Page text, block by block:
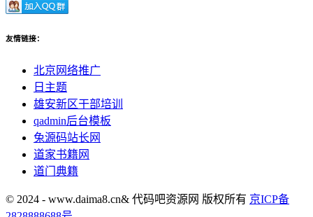
友情链接：
北京网络推广
日主题
雄安新区干部培训
qadmin后台模板
兔源码站长网
道家书籍网
道门典籍
© 2024 - www.daima8.cn& 代码吧资源网 版权所有 京ICP备